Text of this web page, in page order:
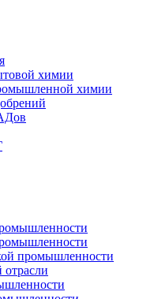
химии
химии
промышленности